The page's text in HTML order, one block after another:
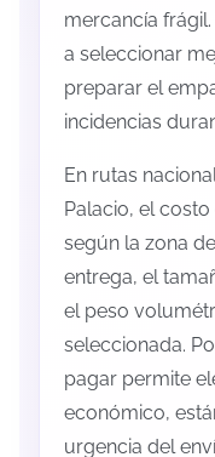
mercancía
a seleccionar
preparar el
incidencias
En rutas
Palacio, el
según la zona
entrega, el
el peso
seleccionada.
pagar permite
económico,
urgencia del